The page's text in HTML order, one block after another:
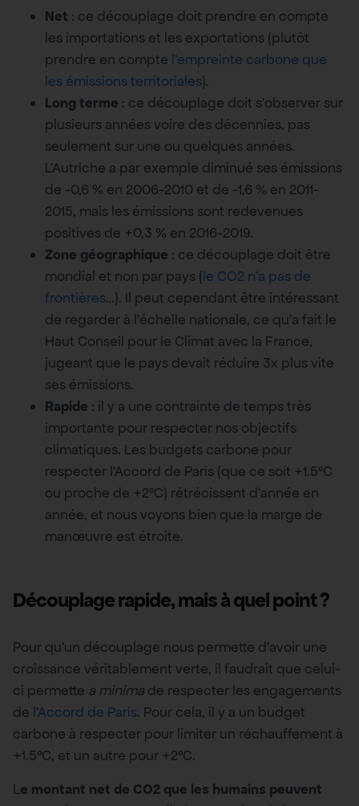
Net : ce découplage doit prendre en compte
les importations et les exportations (plutôt
prendre en compte l’empreinte carbone que
les émissions territoriales).
Long terme : ce découplage doit s’observer sur
plusieurs années voire des décennies, pas
seulement sur une ou quelques années.
L’Autriche a par exemple diminué ses émissions
de -0,6 % en 2006-2010 et de -1,6 % en 2011-
2015, mais les émissions sont redevenues
positives de +0,3 % en 2016-2019.
Zone géographique : ce découplage doit être
mondial et non par pays (le CO2 n’a pas de
frontières…). Il peut cependant être intéressant
de regarder à l’échelle nationale, ce qu’a fait le
Haut Conseil pour le Climat avec la France,
jugeant que le pays devait réduire 3x plus vite
ses émissions.
Rapide : il y a une contrainte de temps très
importante pour respecter nos objectifs
climatiques. Les budgets carbone pour
respecter l’Accord de Paris (que ce soit +1.5°C
ou proche de +2°C) rétrécissent d’année en
année, et nous voyons bien que la marge de
manœuvre est étroite.
Découplage rapide, mais à quel point ?
Pour qu’un découplage nous permette d’avoir une
croissance véritablement verte, il faudrait que celui-
ci permette a minima de respecter les engagements
de l’Accord de Paris. Pour cela, il y a un budget
carbone à respecter pour limiter un réchauffement à
+1.5°C, et un autre pour +2°C.
Le montant net de CO2 que les humains peuvent